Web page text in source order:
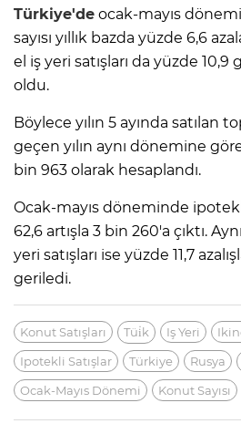
Türkiye'de ocak-mayıs
sayısı yıllık bazda yüzde 6,6
el iş yeri satışları da yüzde
oldu.
Böylece yılın 5 ayında satılan
geçen yılın aynı dönemine
bin 963 olarak hesaplandı.
Ocak-mayıs döneminde
62,6 artışla 3 bin 260'a çıktı.
yeri satışları ise yüzde 11,7
geriledi.
Konut Satışları Tüi̇k Iş Yeri
Ipotekli Satışlar
Türkiye Rusya
Ocak-Mayıs Dönemi
Konut Sayısı